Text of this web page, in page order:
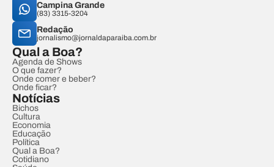
Campina Grande
(83) 3315-3204
Redação
jornalismo@jornaldaparaiba.com.br
Qual a Boa?
Agenda de Shows
O que fazer?
Onde comer e beber?
Onde ficar?
Notícias
Bichos
Cultura
Economia
Educação
Política
Qual a Boa?
Cotidiano